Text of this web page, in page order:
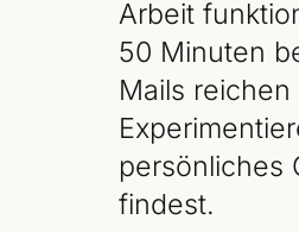
Arbeit
50 Minuten
Mails reichen
persönliches
findest.